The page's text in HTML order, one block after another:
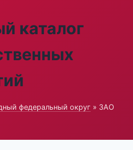
каталог
федеральный округ » ЗАО